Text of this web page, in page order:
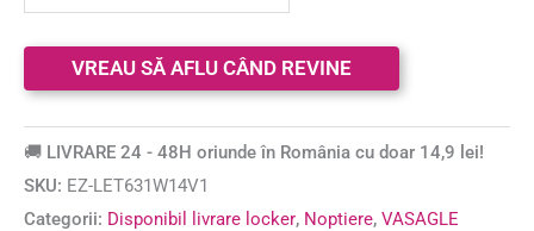
🚚 LIVRARE 24 - 48H oriunde în România cu doar 14,9 lei!
SKU: EZ-LET631W14V1
Categorii: Disponibil livrare locker, Noptiere, VASAGLE